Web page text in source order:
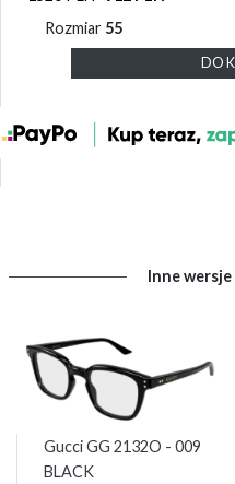
Rozmiar 55
DO
Inne
Gucci GG 2132O - 009
BLACK